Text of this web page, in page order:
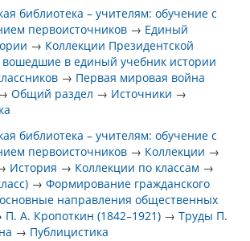
библиотека – учителям: обучение с
первоисточников → Единый
→ Коллекции Президентской
вошедшие в единый учебник истории
→ Первая мировая война
Общий раздел → Источники →
библиотека – учителям: обучение с
первоисточников → Коллекции →
История → Коллекции по классам →
→Формирование гражданского
направления общественных
П. А. Кропоткин (1842–1921) →Труды П.
→ Публицистика